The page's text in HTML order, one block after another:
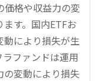
価格や収益力の変
す。国内ETFお
動により損失が生
ファンドは運用
の変動により損失